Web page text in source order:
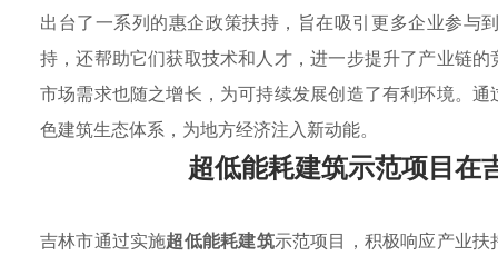
出台了一系列的惠企政策扶持，旨在吸引更多企业参与
持，还帮助它们获取技术和人才，进一步提升了产业链
市场需求也随之增长，为可持续发展创造了有利环境。
色建筑生态体系，为地方经济注入新动能。
超低能耗建筑示范项目在
吉林市通过实施超低能耗建筑示范项目，积极响应产业